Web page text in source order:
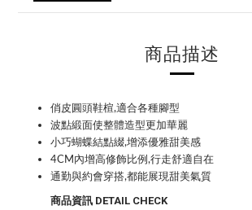
商品描述
俏皮圓頭鞋楦,適合各種腳型
波點緞面使整體造型更加華麗
小巧蝴蝶結點綴,增添優雅甜美感
4CM內增高修飾比例,行走舒適自在
通勤與約會穿搭,都能展現甜美氣質
商品資訊 DETAIL CHECK